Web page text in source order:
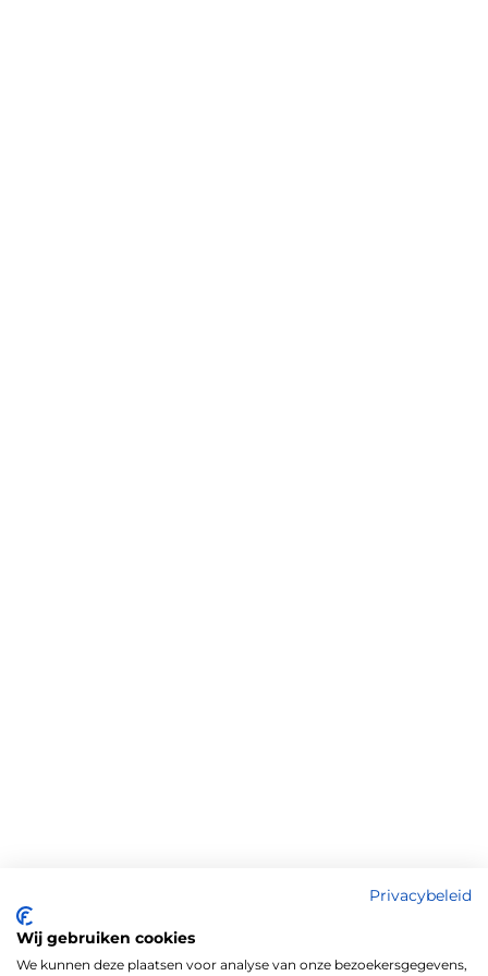
Privacybeleid
Wij gebruiken cookies
We kunnen deze plaatsen voor analyse van onze bezoekersgegevens,